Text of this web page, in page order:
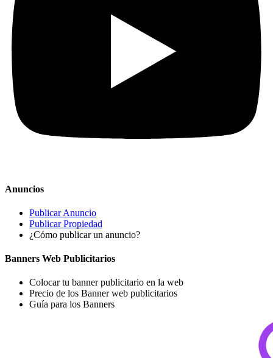
Anuncios
Publicar Anuncio
Publicar Propiedad
¿Cómo publicar un anuncio?
Banners Web Publicitarios
Colocar tu banner publicitario en la web
Precio de los Banner web publicitarios
Guía para los Banners